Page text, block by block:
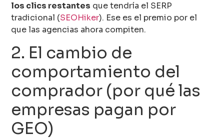
los clics restantes que tendría el SERP
tradicional (SEOHiker). Ese es el premio por el
que las agencias ahora compiten.
2. El cambio de
comportamiento del
comprador (por qué las
empresas pagan por
GEO)